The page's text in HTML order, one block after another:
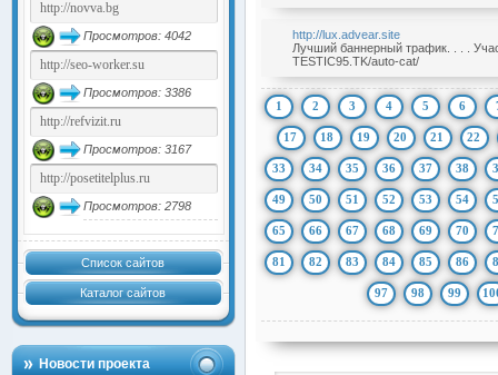
Просмотров: 4042
Просмотров: 3386
Просмотров: 3167
Просмотров: 2798
Список сайтов
Каталог сайтов
Новости проекта
http://lux.advear.site
Лучший баннерный трафик. . . .
TESTIC95.TK/auto-cat/
1 2 3 4 5 6
17 18 19 20 21 22
33 34 35 36 37 38
49 50 51 52 53 54
65 66 67 68 69 70
81 82 83 84 85 86
97 98 99